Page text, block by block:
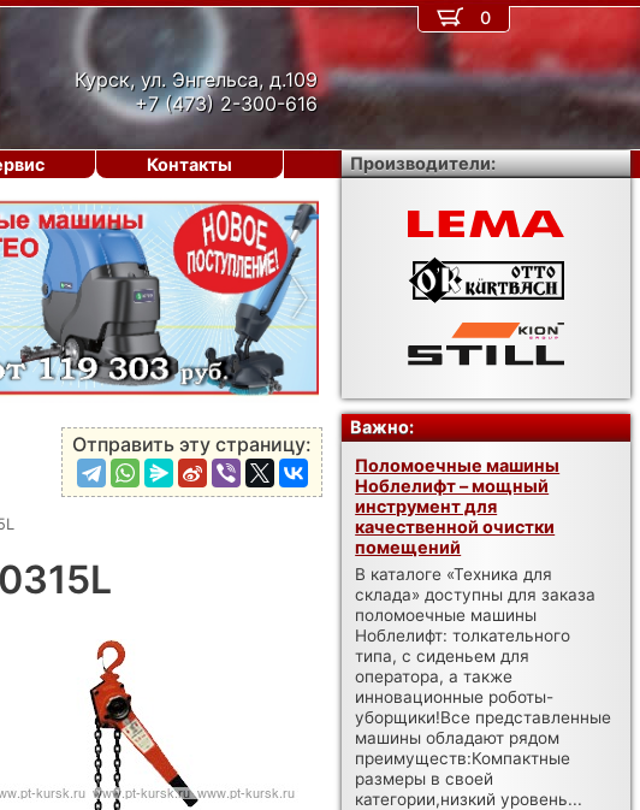
Курск, ул. Энгельса, д.109
+7 (473) 2-300-616
›
Отправить эту страницу:
0
Контакты Производители:
Важно:
Поломоечные машины
Ноблелифт – мощный
инструмент для
качественной очистки
помещений
В каталоге «Техника для
склада» доступны для заказа
поломоечные машины
Ноблелифт: толкательного
типа, с сиденьем для
оператора, а также
инновационные роботы-
уборщики!Все представленные
машины обладают рядом
преимуществ:Компактные
размеры в своей
категории,низкий уровень...